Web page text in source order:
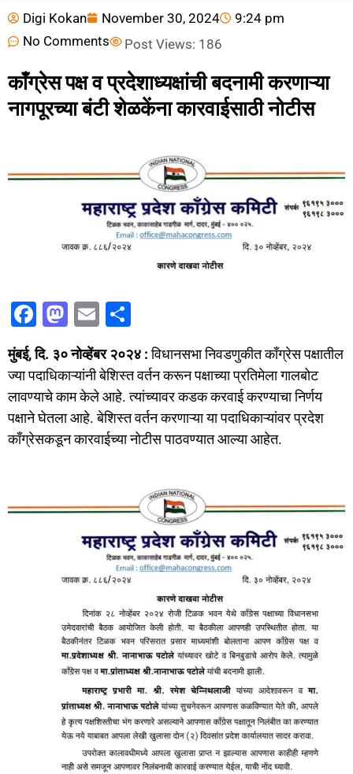
Digi Kokan November 30, 2024
9:24 pm
No Comments
Post Views: 186
काँग्रेस पक्ष व प्रदेशाध्यक्षांची बदनामी करणाऱ्या
नागपूरच्या बंटी शेळकेंना कारवाईसाठी नोटीस
F
a
c
e
b
o
M
a
st
o
d
o
E
ai
l
ar
e
मुंबई, दि. ३० नोव्हेंबर २०२४ :विधानसभा निवडणुकीत काँग्रेस पक्षातील
ज्या पदाधिकाऱ्यांनी बेशिस्त वर्तन करून पक्षाच्या प्रतिमेला गालबोट
लावण्याचे काम केले आहे. त्यांच्यावर कडक करवाई करण्याचा निर्णय
पक्षाने घेतला आहे. बेशिस्त वर्तन करणाऱ्या या पदाधिकाऱ्यांवर प्रदेश
काँग्रेसकडून कारवाईच्या नोटीस पाठवण्यात आल्या आहेत.